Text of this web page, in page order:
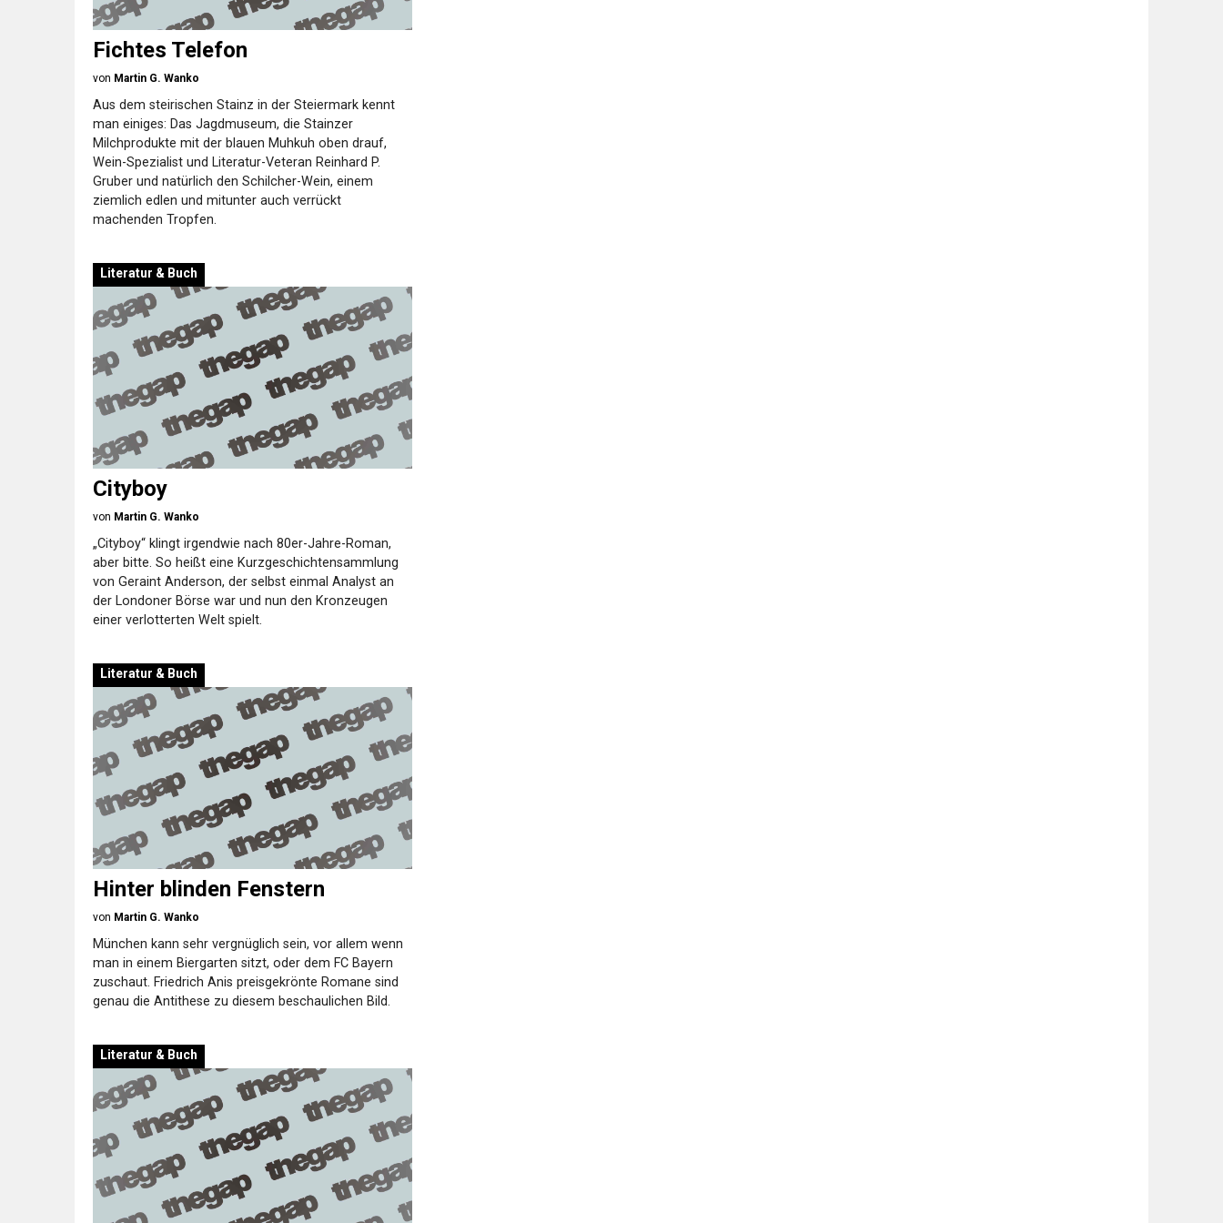
Fichtes Telefon
von Martin G. Wanko
Aus dem steirischen Stainz in der Steiermark kennt
man einiges: Das Jagdmuseum, die Stainzer
Milchprodukte mit der blauen Muhkuh oben drauf,
Wein-Spezialist und Literatur-Veteran Reinhard P.
Gruber und natürlich den Schilcher-Wein, einem
ziemlich edlen und mitunter auch verrückt
machenden Tropfen.
Literatur & Buch
Cityboy
von Martin G. Wanko
„Cityboy“ klingt irgendwie nach 80er-Jahre-Roman,
aber bitte. So heißt eine Kurzgeschichtensammlung
von Geraint Anderson, der selbst einmal Analyst an
der Londoner Börse war und nun den Kronzeugen
einer verlotterten Welt spielt.
Literatur & Buch
Hinter blinden Fenstern
von Martin G. Wanko
München kann sehr vergnüglich sein, vor allem wenn
man in einem Biergarten sitzt, oder dem FC Bayern
zuschaut. Friedrich Anis preisgekrönte Romane sind
genau die Antithese zu diesem beschaulichen Bild.
Literatur & Buch